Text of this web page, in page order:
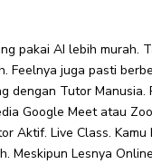
pakai AI lebih murah.
Feelnya juga pasti
dengan Tutor Manusia.
Google Meet atau
Aktif. Live Class. Kamu
Meskipun Lesnya